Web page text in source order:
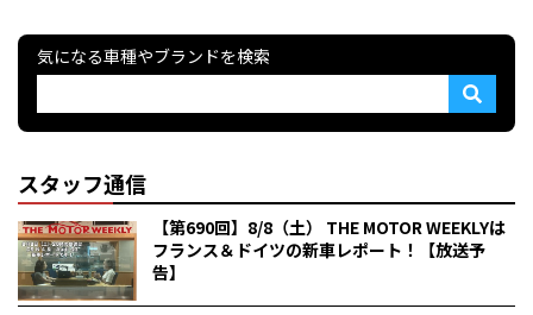
気になる車種やブランドを検索
スタッフ通信
【第690回】8/8（土） THE MOTOR WEEKLYは
フランス＆ドイツの新車レポート！【放送予
告】